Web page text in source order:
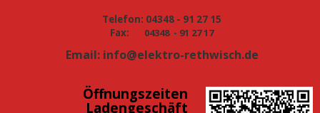
Telefon: 04348 - 91 27 15
Fax: 04348 - 91 27 17
Email: info@elektro-rethwisch.de
Öffnungszeiten
Ladengeschäft